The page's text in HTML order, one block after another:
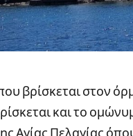
βρίσκεται στον
και το
Αγίας Πελαγίας